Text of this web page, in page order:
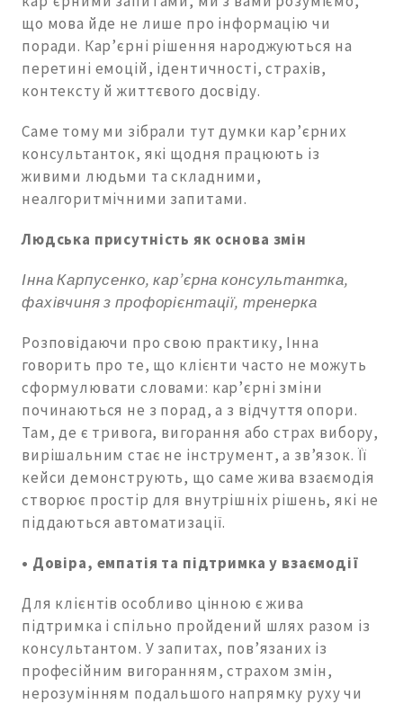
що мова йде не лише про інформацію чи
поради. Кар’єрні рішення народжуються на
перетині емоцій, ідентичності, страхів,
контексту й життєвого досвіду.
Саме тому ми зібрали тут думки кар’єрних
консультанток, які щодня працюють із
живими людьми та складними,
неалгоритмічними запитами.
Людська присутність як основа змін
Інна Карпусенко, кар’єрна консультантка,
фахівчиня з профорієнтації, тренерка
Розповідаючи про свою практику, Інна
говорить про те, що клієнти часто не можуть
сформулювати словами: кар’єрні зміни
починаються не з порад, а з відчуття опори.
Там, де є тривога, вигорання або страх вибору,
вирішальним стає не інструмент, а зв’язок. Її
кейси демонструють, що саме жива взаємодія
створює простір для внутрішніх рішень, які не
піддаються автоматизації.
• Довіра, емпатія та підтримка у взаємодії
Для клієнтів особливо цінною є жива
підтримка і спільно пройдений шлях разом із
консультантом. У запитах, пов’язаних із
професійним вигоранням, страхом змін,
нерозумінням подальшого напрямку руху чи